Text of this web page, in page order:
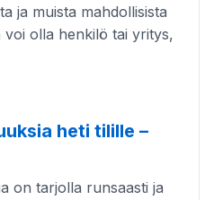
ja muista mahdollisista
voi olla henkilö tai yritys,
heti tilille –
on tarjolla runsaasti ja